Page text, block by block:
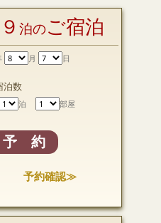
泊のご宿泊
月 日
泊数
泊 部屋
予 約
予約確認≫